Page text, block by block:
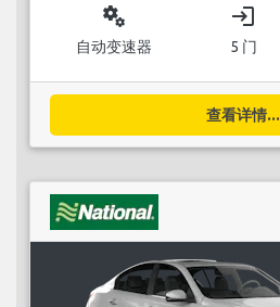
miscellaneous_services
自动变速器
login
5 门
查看详情...